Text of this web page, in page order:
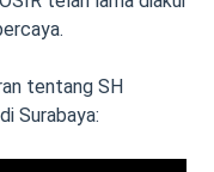
tentang SH
Surabaya: